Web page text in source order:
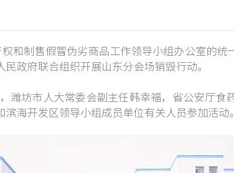
制售假冒伪劣商品工作领导小组办公室的统
政府联合组织开展山东分会场销毁行动。
坊市人大常委会副主任韩幸福，省公安厅食
海开发区领导小组成员单位有关人员参加活动